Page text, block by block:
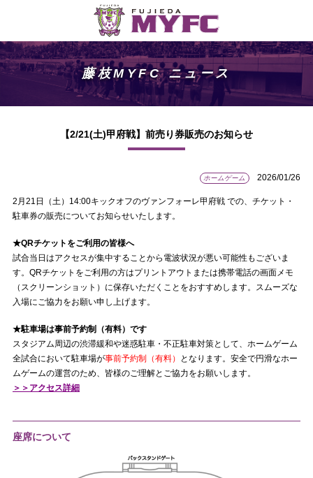
藤枝MYFC ニュース
【2/21(土)甲府戦】前売り券販売のお知らせ
ホームゲーム 2026/01/26
2月21日（土）14:00キックオフのヴァンフォーレ甲府戦 での、チケット・
駐車券の販売についてお知らせいたします。
★QRチケットをご利用の皆様へ
試合当日はアクセスが集中することから電波状況が悪い可能性もございま
す。QRチケットをご利用の方はプリントアウトまたは携帯電話の画面メモ
（スクリーンショット）に保存いただくことをおすすめします。スムーズな
入場にご協力をお願い申し上げます。
★駐車場は事前予約制（有料）です
スタジアム周辺の渋滞緩和や迷惑駐車・不正駐車対策として、ホームゲーム
全試合において駐車場が事前予約制（有料）
となります。安全で円滑なホー
ムゲームの運営のため、皆様のご理解とご協力をお願いします。
＞＞アクセス詳細
座席について